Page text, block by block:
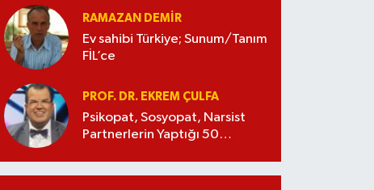
RAMAZAN DEMİR
Ev sahibi Türkiye; Sunum/Tanım
FİL’ce
PROF. DR. EKREM ÇULFA
Psikopat, Sosyopat, Narsist
Partnerlerin Yaptığı 50